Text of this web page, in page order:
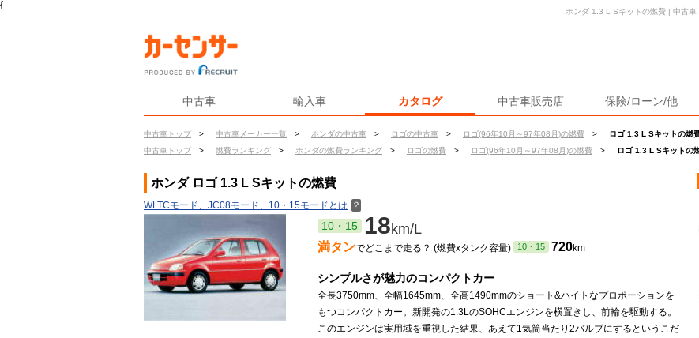
{
中古車 輸入車 カタログ 中古車販売店 保険/ローン/他
中古車トップ > 中古車メーカー一覧 > ホンダの中古車 > ロゴの中古車 > ロゴ(96年10月～97年08月)の燃費 >
ロゴ 1.3 L Sキットの燃
中古車トップ
> 燃費ランキング > ホンダの燃費ランキング > ロゴの燃費 > ロゴ(96年10月～97年08月)の燃費 > ロゴ 1.3 L Sキットの
ホンダ 1.3 L Sキットの燃費 | 中古
ホンダ ロゴ 1.3 L Sキットの燃費
WLTCモード、JC08モード、10・15モードとは ？
10・15 18km/L
満タンでどこまで走る？ (燃費xタンク容量) 10・15 720km
シンプルさが魅力のコンパクトカー
全長3750mm、全幅1645mm、全高1490mmのショート&ハイトなプロポーションを
もつコンパクトカー。新開発の1.3LのSOHCエンジンを横置きし、前輪を駆動する。
このエンジンは実用域を重視した結果、あえて1気筒当たり2バルブにするというこだ